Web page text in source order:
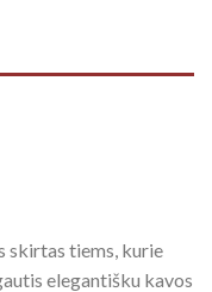
skirtas tiems, kurie
elegantišku kavos